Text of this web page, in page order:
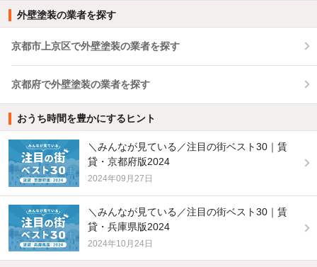
外壁塗装の業者を探す
京都市上京区で外壁塗装の業者を探す
京都府で外壁塗装の業者を探す
おうち時間を豊かにするヒント
＼みんなが見ている／注目の街ベスト30｜賃
貸・京都府版2024
2024年09月27日
＼みんなが見ている／注目の街ベスト30｜賃
貸・兵庫県版2024
2024年10月24日